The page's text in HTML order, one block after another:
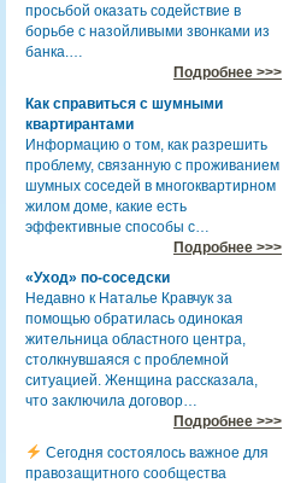
просьбой оказать содействие в
борьбе с назойливыми звонками из
банка.…
Подробнее >>>
Как справиться с шумными
квартирантами
Информацию о том, как разрешить
проблему, связанную с проживанием
шумных соседей в многоквартирном
жилом доме, какие есть
эффективные способы с…
Подробнее >>>
«Уход» по-соседски
Недавно к Наталье Кравчук за
помощью обратилась одинокая
жительница областного центра,
столкнувшаяся с проблемной
ситуацией. Женщина рассказала,
что заключила договор…
Подробнее >>>
Сегодня состоялось важное для
правозащитного сообщества